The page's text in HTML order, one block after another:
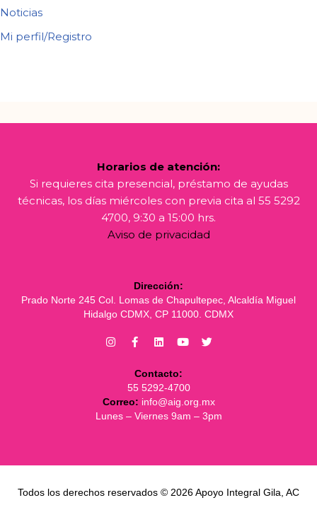
Noticias
Mi perfil/Registro
Horarios de atención:
Si requieres cita presencial, préstamo de ayudas
técnicas, los días miércoles con previa cita al 55 5292
4700, 9:30 a 15:00 hrs.
Aviso de privacidad
Dirección:
Prado Norte 245 Col. Lomas de Chapultepec, Alcaldía Miguel
Hidalgo CDMX, CP 11000. CDMX
Contacto:
55 5292-4700
Correo: info@aig.org.mx
Lunes – Viernes 9am – 3pm
Todos los derechos reservados © 2026 Apoyo Integral Gila, AC